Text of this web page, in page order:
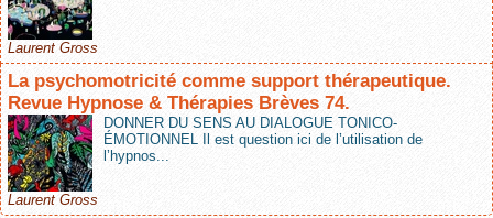
Laurent Gross
La psychomotricité comme support thérapeutique.
Revue Hypnose & Thérapies Brèves 74.
DONNER DU SENS AU DIALOGUE TONICO-
ÉMOTIONNEL Il est question ici de l’utilisation de
l’hypnos...
Laurent Gross